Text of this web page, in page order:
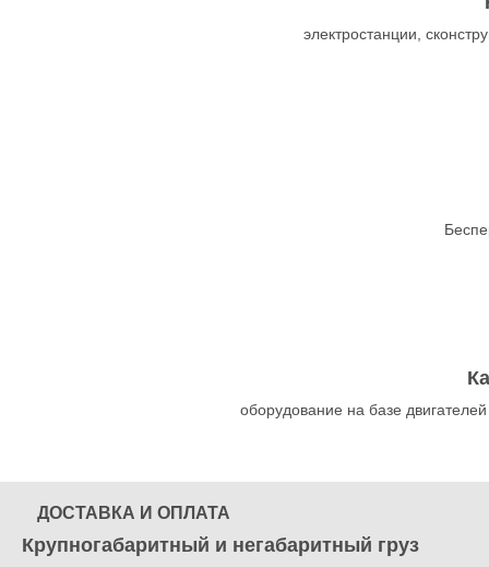
электростанции,
оборудование на базе
ДОСТАВКА И ОПЛАТА
Крупногабаритный и негабаритный груз